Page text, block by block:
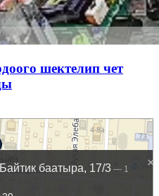
шектелип чет